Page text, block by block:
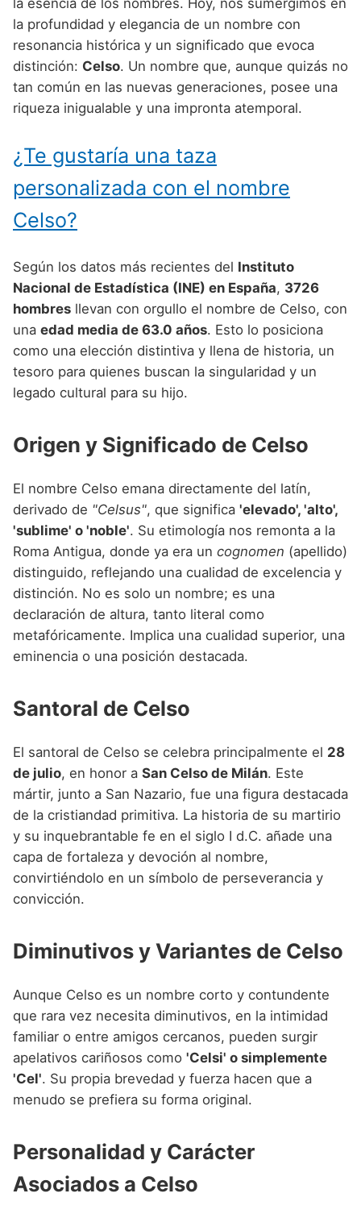
Nombres de niño que empiezan por E
Nombres de niño que empiezan por F
Nombres de niño que empiezan por G
Nombres de niño que empiezan por H
Nombres de niño que empiezan por I
Nombres de niño que empiezan por J
Nombres de niño que empiezan por M
Nombres de niño que empiezan por N
Nombres de niño que empiezan por O
Nombres de niño que empiezan por P
Nombres de niño que empiezan por Q
Nombres de niño que empiezan por S
Nombres de niño que empiezan por T
Nombres de niño que empiezan por U
Nombres de niño que empiezan por V
Nombres de niño que empiezan por W
Nombres de niño que empiezan por X
Nombres de niño que empiezan por Y
Nombres de Niño Baleares
Nombres de Niño Canarios
Nombres de Niño Cantabros
Nombres de Niño Castellanos
Nombres de Niño Catalanes
Nombres de Niño Extremeños
Nombres de Niño Murcianos
Nombres de Niño Navarros
Nombres de Niño Riojanos
Nombres de Niño Valencianos
Nombres de Niño Vascos
Nombres de Niño Egipcios
Nombres de Niño Griegos
Nombres de Niño Mitologicos
Nombres de Niño Vikingos
Nombres de Niño Americanos
Nombres de Niño Arabes
Nombres de Niño Chinos
Nombres de Niño Hispanoamericanos
Nombres de Niño Ingleses
Nombres de Niño Judíos
Nombres de Niño Marroquíes
Nombres de Niño Portugueses
Nombres de Niño Rumanos
Nombres de Niño Suecos
la esencia de los nombres. Hoy, nos sumergimos en
la profundidad y elegancia de un nombre con
resonancia histórica y un significado que evoca
distinción: Celso. Un nombre que, aunque quizás no
tan común en las nuevas generaciones, posee una
riqueza inigualable y una impronta atemporal.
¿Te gustaría una taza
personalizada con el nombre
Celso?
Según los datos más recientes del Instituto
Nacional de Estadística (INE) en España, 3726
hombres llevan con orgullo el nombre de Celso, con
una edad media de 63.0 años. Esto lo posiciona
como una elección distintiva y llena de historia, un
tesoro para quienes buscan la singularidad y un
legado cultural para su hijo.
Origen y Significado de Celso
El nombre Celso emana directamente del latín,
derivado de "Celsus", que significa 'elevado', 'alto',
'sublime' o 'noble'. Su etimología nos remonta a la
Roma Antigua, donde ya era un cognomen (apellido)
distinguido, reflejando una cualidad de excelencia y
distinción. No es solo un nombre; es una
declaración de altura, tanto literal como
metafóricamente. Implica una cualidad superior, una
eminencia o una posición destacada.
Santoral de Celso
El santoral de Celso se celebra principalmente el 28
de julio, en honor a San Celso de Milán. Este
mártir, junto a San Nazario, fue una figura destacada
de la cristiandad primitiva. La historia de su martirio
y su inquebrantable fe en el siglo I d.C. añade una
capa de fortaleza y devoción al nombre,
convirtiéndolo en un símbolo de perseverancia y
convicción.
Diminutivos y Variantes de Celso
Aunque Celso es un nombre corto y contundente
que rara vez necesita diminutivos, en la intimidad
familiar o entre amigos cercanos, pueden surgir
apelativos cariñosos como 'Celsi' o simplemente
'Cel'. Su propia brevedad y fuerza hacen que a
menudo se prefiera su forma original.
Personalidad y Carácter
Asociados a Celso